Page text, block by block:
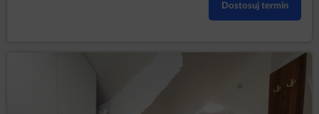
Dostosuj termin